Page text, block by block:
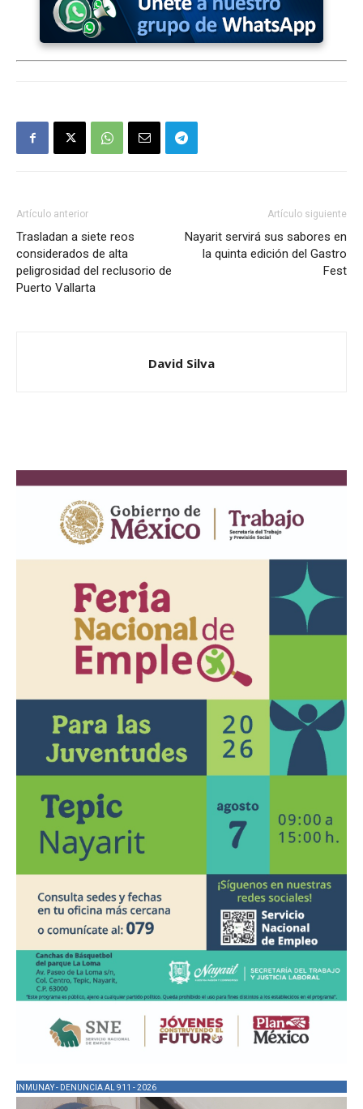
Artículo anterior
Trasladan a siete reos
considerados de alta
peligrosidad del reclusorio de
Puerto Vallarta
Artículo siguiente
Nayarit servirá sus sabores en
la quinta edición del Gastro
Fest
David Silva
INMUNAY - DENUNCIA AL 911 - 2026